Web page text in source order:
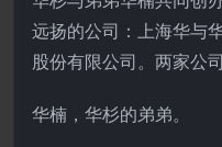
远扬的公司：上海华与
股份有限公司。两家公
华楠，华杉的弟弟。